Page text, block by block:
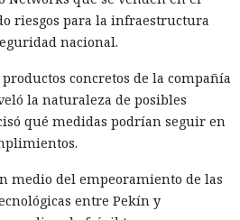
riesgos para la infraestructura
nacional.
concretos de la compañía
la naturaleza de posibles
qué medidas podrían seguir en
medio del empeoramiento de las
entre Pekín y